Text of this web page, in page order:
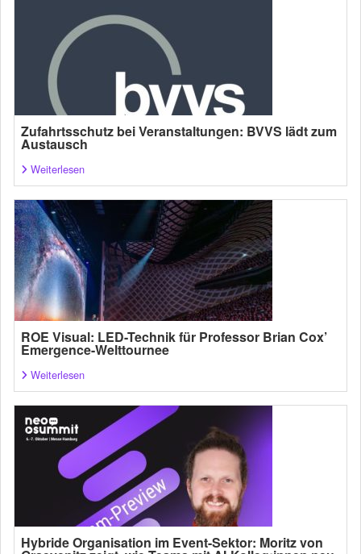
Zufahrtsschutz bei Veranstaltungen: BVVS lädt zum
Austausch
Weiterlesen
ROE Visual: LED-Technik für Professor Brian Cox’
Emergence-Welttournee
Weiterlesen
Hybride Organisation im Event-Sektor: Moritz von